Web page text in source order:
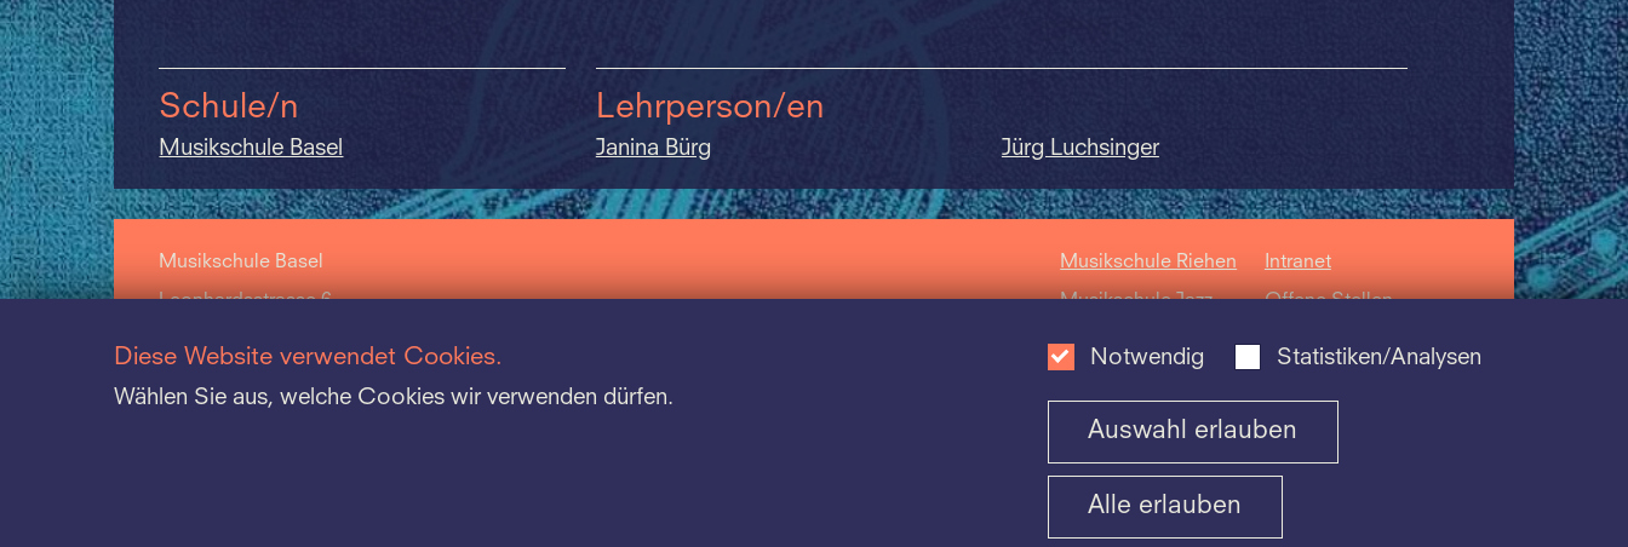
Schule/n
Musikschule Basel
Lehrperson/en
Janina Bürg Jürg Luchsinger
Musikschule Basel
Leonhardsstrasse 6
Musikschule Riehen
Musikschule Jazz
Musikschule der
Schola
Cantorum Basiliensis
Intranet
Offene Stellen
Diese Website verwendet Cookies.
Wählen Sie aus, welche Cookies wir verwenden dürfen.
Notwendig Statistiken/Analysen
Auswahl erlauben
Alle erlauben